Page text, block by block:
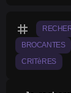
tag
BROCANTES
CRITèRES